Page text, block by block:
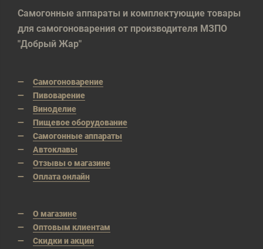
Самогонные аппараты и комплектующие товары
для самогоноварения от производителя МЗПО
"Добрый Жар"
Самогоноварение
Пивоварение
Виноделие
Пищевое оборудование
Самогонные аппараты
Автоклавы
Отзывы о магазине
Оплата онлайн
О магазине
Оптовым клиентам
Скидки и акции